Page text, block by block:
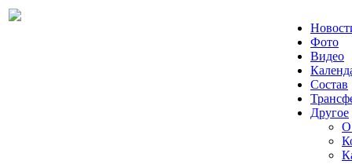
Фото
Видео
Состав
Другое
О